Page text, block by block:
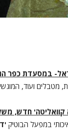
במסעדת כפר
מטבלים ועוד,
קוואליטה' חדש,
במפעל הבוטיק